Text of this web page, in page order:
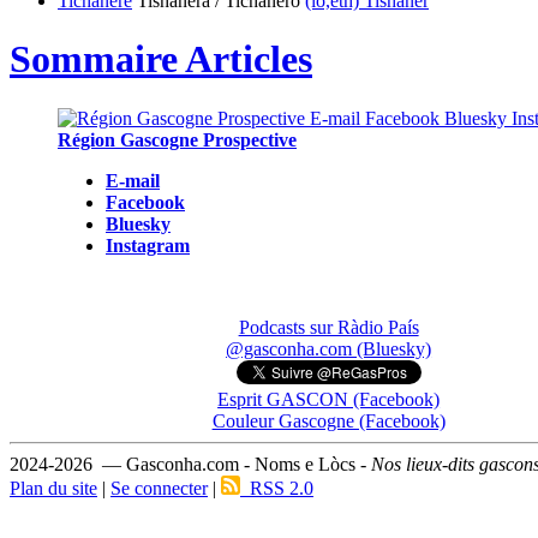
Sommaire Articles
Région Gascogne Prospective
E-mail
Facebook
Bluesky
Instagram
Podcasts sur Ràdio País
@gasconha.com (Bluesky)
Esprit GASCON (Facebook)
Couleur Gascogne (Facebook)
2024-2026 — Gasconha.com - Noms e Lòcs - Nos lieux-dits
Plan du site | Se connecter| RSS 2.0